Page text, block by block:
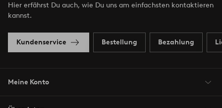
Hier erfährst Du auch, wie Du uns am einfachsten kontaktieren
kannst.
Kundenservice Bestellung Bezahlung
Meine Konto